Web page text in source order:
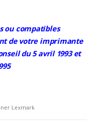
ou compatibles
de votre imprimante
du 5 avril 1993 et
Lexmark